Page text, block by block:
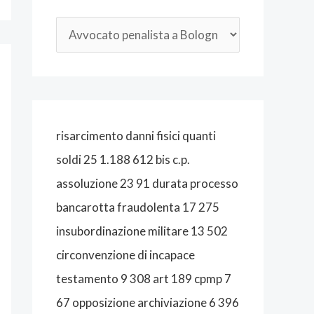
O
L
I
S
T
A
B
O
L
risarcimento danni fisici quanti
soldi 25 1.188 612 bis c.p.
assoluzione 23 91 durata processo
bancarotta fraudolenta 17 275
insubordinazione militare 13 502
circonvenzione di incapace
testamento 9 308 art 189 cpmp 7
67 opposizione archiviazione 6 396